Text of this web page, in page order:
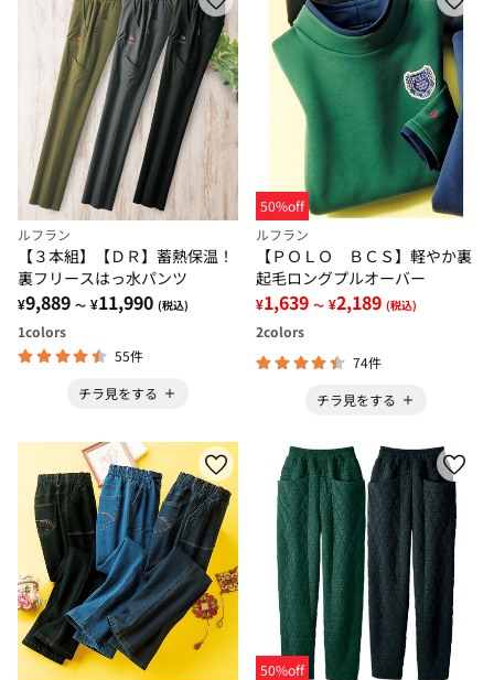
ルフラン
【３本組】【ＤＲ】蓄熱保温！
裏フリースはっ水パンツ
¥9,889 ～ ¥11,990 (税込)
1colors
55件
チラ見をする
50%off
ルフラン
【ＰＯＬＯ ＢＣＳ】軽やか裏
起毛ロングプルオーバー
¥1,639 ～ ¥2,189 (税込)
2colors
74件
チラ見をする
50%off